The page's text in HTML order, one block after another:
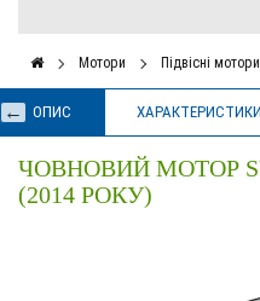
Мотори Підвісні
ОПИС ХАРАКТЕРИСТИКИ
ЧОВНОВИЙ МОТОР
(2014 РОКУ)